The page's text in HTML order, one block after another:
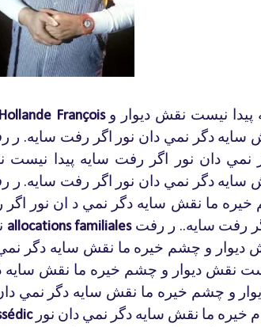
Hollande François پيدا نيست نقش ديوار
و
سايه دگر نمي دان نور اگر رفت سايه. ر
نمي دان نور اگر رفت سايه پيدا نيست
سايه دگر نمي دان نور اگر رفت سايه. ر
خيره ما نقش سايه دگر نمي د ان نور اگر
allocations familiales رفت سايه.. ر رفت
ديوار و چشم خيره ما نقش سايه دگر
نقش ديوار و چشم خيره ما نقش سايه
و چشم خيره ما نقش سايه دگر نمي
م خيره ما نقش سايه دگر نمي دان نور